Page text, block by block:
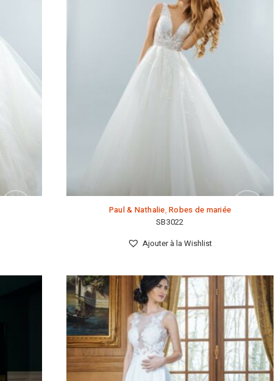
Paul & Nathalie,Robes de mariée
SB3022
Ajouter à la Wishlist